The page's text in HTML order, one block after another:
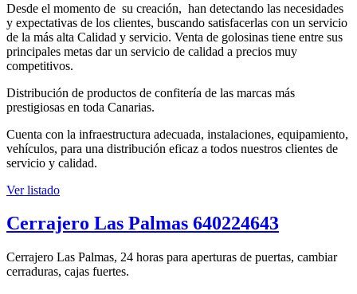
Desde el momento de su creación, han detectando las necesidades
y expectativas de los clientes, buscando satisfacerlas con un servicio
de la más alta Calidad y servicio. Venta de golosinas tiene entre sus
principales metas dar un servicio de calidad a precios muy
competitivos.
Distribución de productos de confitería de las marcas más
prestigiosas en toda Canarias.
Cuenta con la infraestructura adecuada, instalaciones, equipamiento,
vehículos, para una distribución eficaz a todos nuestros clientes de
servicio y calidad.
Ver listado
Cerrajero Las Palmas 640224643
Cerrajero Las Palmas, 24 horas para aperturas de puertas, cambiar
cerraduras, cajas fuertes.